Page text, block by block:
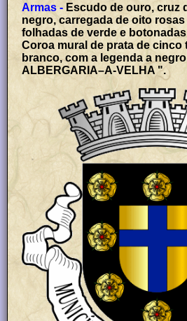
Armas - Escudo de ouro, cruz
negro, carregada de oito
folhadas de verde e
Coroa mural de prata de cinco
branco, com a legenda a
ALBERGARIA–A-VELHA ".